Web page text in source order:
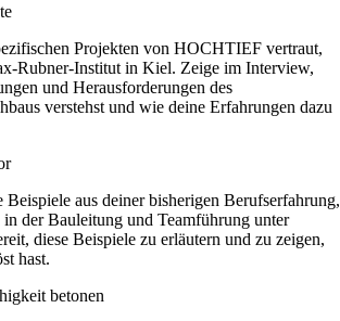
Projekten von HOCHTIEF vertraut,
Rubner-Institut in Kiel. Zeige im Interview,
und Herausforderungen des
verstehst und wie deine Erfahrungen dazu
aus deiner bisherigen Berufserfahrung,
der Bauleitung und Teamführung unter
diese Beispiele zu erläutern und zu zeigen,
hast.
betonen